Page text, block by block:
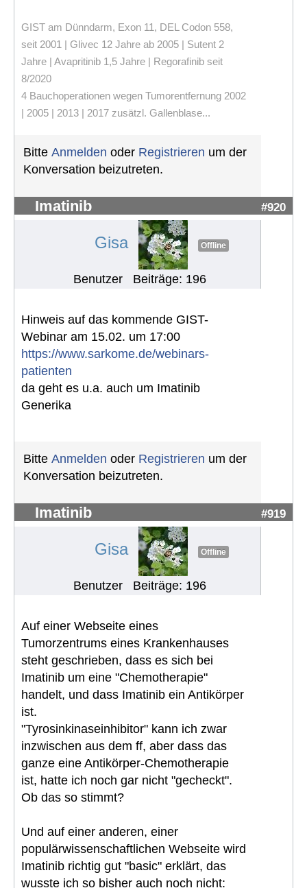
GIST am Dünndarm, Exon 11, DEL Codon 558,
seit 2001 | Glivec 12 Jahre ab 2005 | Sutent 2
Jahre | Avapritinib 1,5 Jahre | Regorafinib seit
8/2020
4 Bauchoperationen wegen Tumorentfernung 2002
| 2005 | 2013 | 2017 zusätzl. Gallenblase...
Bitte Anmelden oder Registrieren um der
Konversation beizutreten.
Imatinib #920
Gisa Offline
Benutzer Beiträge: 196
Hinweis auf das kommende GIST-
Webinar am 15.02. um 17:00
https://www.sarkome.de/webinars-
patienten
da geht es u.a. auch um Imatinib
Generika
Bitte Anmelden oder Registrieren um der
Konversation beizutreten.
Imatinib #919
Gisa Offline
Benutzer Beiträge: 196
Auf einer Webseite eines
Tumorzentrums eines Krankenhauses
steht geschrieben, dass es sich bei
Imatinib um eine "Chemotherapie"
handelt, und dass Imatinib ein Antikörper
ist.
"Tyrosinkinaseinhibitor" kann ich zwar
inzwischen aus dem ff, aber dass das
ganze eine Antikörper-Chemotherapie
ist, hatte ich noch gar nicht "gecheckt".
Ob das so stimmt?
Und auf einer anderen, einer
populärwissenschaftlichen Webseite wird
Imatinib richtig gut "basic" erklärt, das
wusste ich so bisher auch noch nicht: